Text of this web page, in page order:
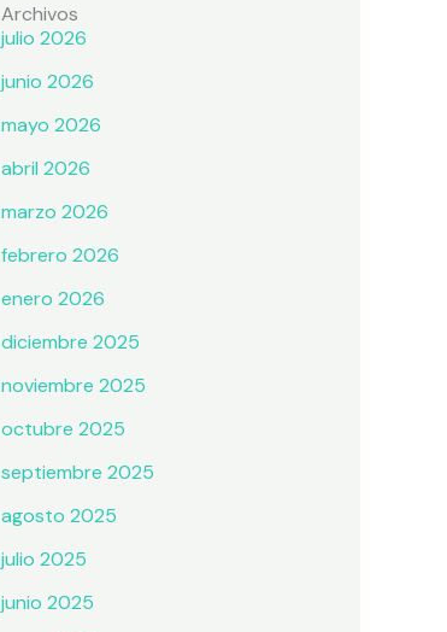
Archivos
julio 2026
junio 2026
mayo 2026
abril 2026
marzo 2026
febrero 2026
enero 2026
diciembre 2025
noviembre 2025
octubre 2025
septiembre 2025
agosto 2025
julio 2025
junio 2025